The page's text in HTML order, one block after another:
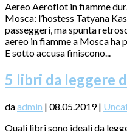
Aereo Aeroflot in fiamme
Mosca: l’hostess Tatyana
passeggeri, ma spunta
aereo in fiamme a Mosca ha
E sotto accusa finiscono...
5 libri da leggere
daadmin | 08.05.2019|
Quali libri sono ideali da